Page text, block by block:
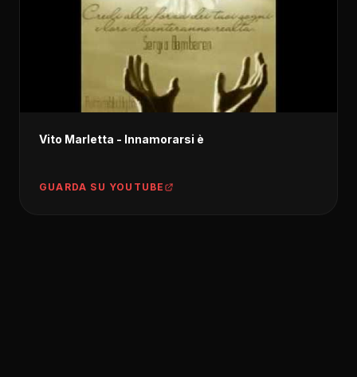
Vito Marletta - Innamorarsi è
GUARDA SU YOUTUBE